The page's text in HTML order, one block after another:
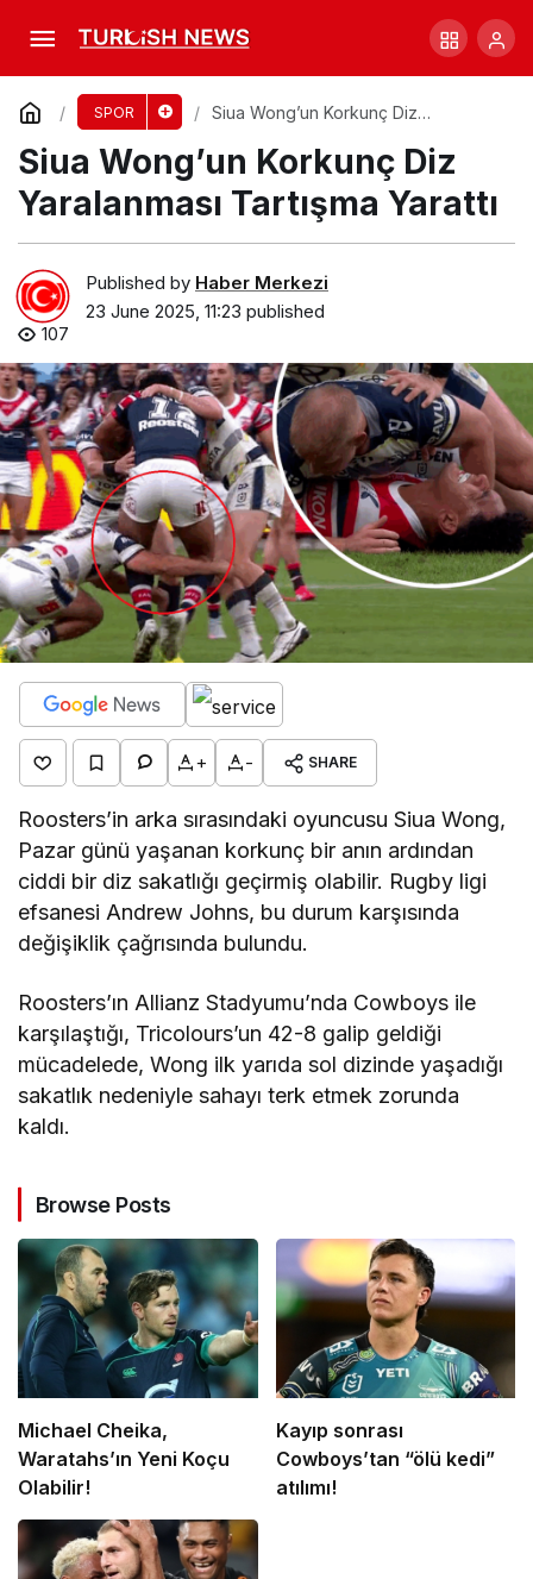
SPOR
Siua Wong’un Korkunç Diz
Siua Wong’un Korkunç Diz
Yaralanması Tartışma Yarattı
Published by Haber Merkezi
23 June 2025, 11:23 published
107
+ - SHARE
Roosters’in arka sırasındaki oyuncusu Siua Wong,
Pazar günü yaşanan korkunç bir anın ardından
ciddi bir diz sakatlığı geçirmiş olabilir. Rugby ligi
efsanesi Andrew Johns, bu durum karşısında
değişiklik çağrısında bulundu.
Roosters’ın Allianz Stadyumu’nda Cowboys ile
karşılaştığı, Tricolours’un 42-8 galip geldiği
mücadelede, Wong ilk yarıda sol dizinde yaşadığı
sakatlık nedeniyle sahayı terk etmek zorunda
kaldı.
Browse Posts
Michael Cheika,
Waratahs’ın Yeni Koçu
Olabilir!
Kayıp sonrası
Cowboys’tan “ölü kedi”
atılımı!
Cowboys, Roosters’a Karşı Farklı Bir Yenilgi
Aldı!Comment